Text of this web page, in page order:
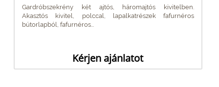
Gardróbszekrény két ajtós, háromajtós kivitelben.
Akasztós kivitel, polccal, lapalkatrészek fafurnéros
bútorlapból, fafurnéros...
Kérjen ajánlatot